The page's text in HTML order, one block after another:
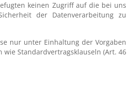
keinen Zugriff auf die bei uns
der Datenverarbeitung zu
nur unter Einhaltung der Vorgaben
wie Standardvertragsklauseln (Art. 46